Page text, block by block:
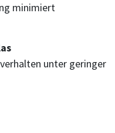
minimiert
unter geringer